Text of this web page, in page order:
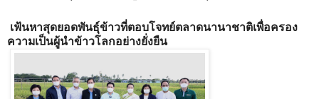
เฟ้นหาสุดยอดพันธุ์ข้าวที่ตอบโจทย์ตลาดนานาชาติเพื่อครอง
ความเป็นผู้นำข้าวโลกอย่างยั่งยืน